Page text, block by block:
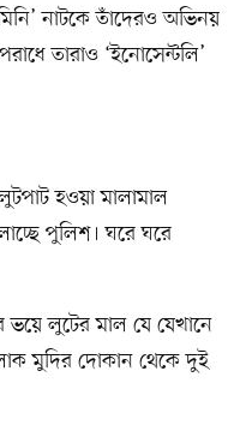
নাটকে তাঁদেরও অভিনয়
তারাও ‘ইনোসেন্টলি’
হওয়া মালামাল
পুলিশ। ঘরে ঘরে
ভয়ে লুটের মাল যে যেখানে
মুদির দোকান থেকে দুই